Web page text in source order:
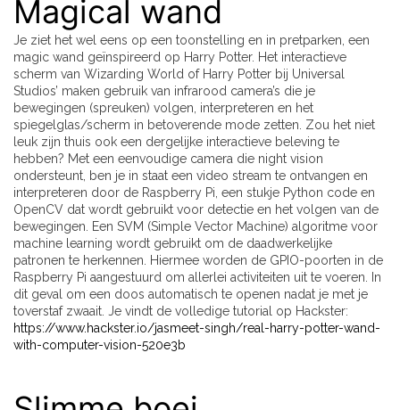
Magical wand
Je ziet het wel eens op een toonstelling en in pretparken, een
magic wand geïnspireerd op Harry Potter. Het interactieve
scherm van Wizarding World of Harry Potter bij Universal
Studios’ maken gebruik van infrarood camera’s die je
bewegingen (spreuken) volgen, interpreteren en het
spiegelglas/scherm in betoverende mode zetten. Zou het niet
leuk zijn thuis ook een dergelijke interactieve beleving te
hebben? Met een eenvoudige camera die night vision
ondersteunt, ben je in staat een video stream te ontvangen en
interpreteren door de Raspberry Pi, een stukje Python code en
OpenCV dat wordt gebruikt voor detectie en het volgen van de
bewegingen. Een SVM (Simple Vector Machine) algoritme voor
machine learning wordt gebruikt om de daadwerkelijke
patronen te herkennen. Hiermee worden de GPIO-poorten in de
Raspberry Pi aangestuurd om allerlei activiteiten uit te voeren. In
dit geval om een doos automatisch te openen nadat je met je
toverstaf zwaait. Je vindt de volledige tutorial op Hackster:
https://www.hackster.io/jasmeet-singh/real-harry-potter-wand-
with-computer-vision-520e3b